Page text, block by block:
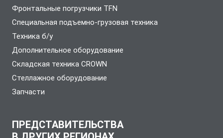
Фронтальные погрузчики TFN
Специальная подъемно-грузовая техника
Техника б/у
Дополнительное оборудование
Складская техника CROWN
Стеллажное оборудование
Запчасти
ПРЕДСТАВИТЕЛЬСТВА